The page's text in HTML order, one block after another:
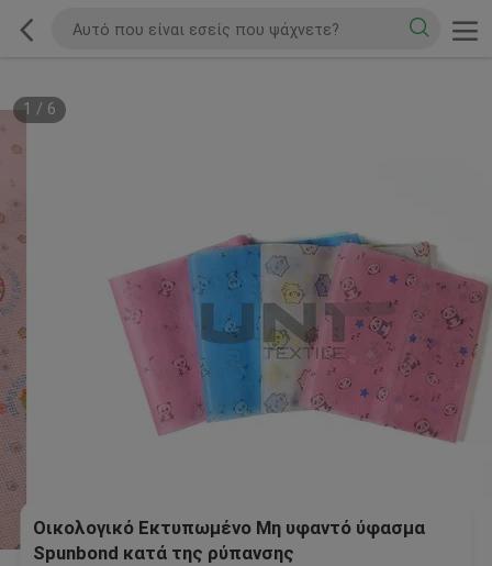
1 / 6
Οικολογικό Εκτυπωμένο Μη υφαντό ύφασμα
Spunbond κατά της ρύπανσης